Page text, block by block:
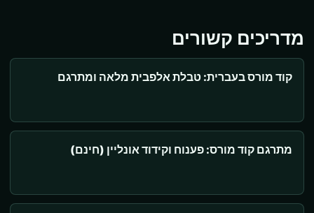
מדריכים קשורים
קוד מורס בעברית: טבלת אלפבית מלאה ומתרגם
מתרגם קוד מורס: פענוח וקידוד אונליין (חינם)